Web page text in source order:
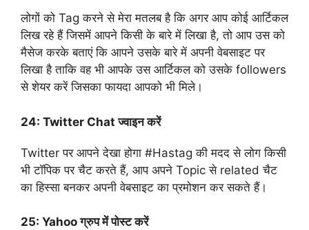
लोगों को Tag करने से मेरा मतलब है कि अगर आप कोई आर्टिकल
लिख रहे हैं जिसमें आपने किसी के बारे में लिखा है, तो आप उस को
मैसेज करके बताएं कि आपने उसके बारे में अपनी वेबसाइट पर
लिखा है ताकि वह भी आपके उस आर्टिकल को उसके followers
से शेयर करें जिसका फायदा आपको भी मिले।
24: Twitter Chat ज्वाइन करें
Twitter पर आपने देखा होगा #Hastag की मदद से लोग किसी
भी टॉपिक पर चैट करते हैं, आप अपने Topic से related चैट
का हिस्सा बनकर अपनी वेबसाइट का प्रमोशन कर सकते हैं।
25: Yahoo ग्रुप में पोस्ट करें